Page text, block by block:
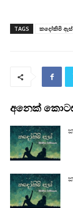
TAGS කදෝකිමි ඇස්
අනෙක්